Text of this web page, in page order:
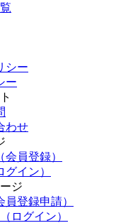
シー
ー
わせ
員登録）
イン）
ジ
登録申請）
ログイン）